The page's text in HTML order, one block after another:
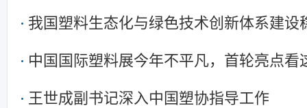
我国塑料生态化与绿色技术创新体系建设
中国国际塑料展今年不平凡，首轮亮点看
王世成副书记深入中国塑协指导工作